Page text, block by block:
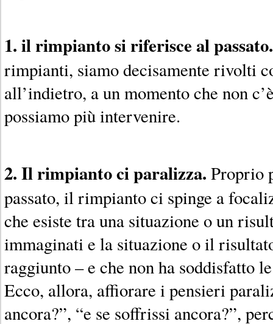
1. il rimpianto si riferisce al passato.
rimpianti, siamo decisamente rivolti
all’indietro, a un momento che non
possiamo più intervenire.
2. Il rimpianto ci paralizza. Proprio
passato, il rimpianto ci spinge a
che esiste tra una situazione o un
immaginati e la situazione o il
raggiunto – e che non ha soddisfatto
Ecco, allora, affiorare i pensieri
ancora?”, “e se soffrissi ancora?”,